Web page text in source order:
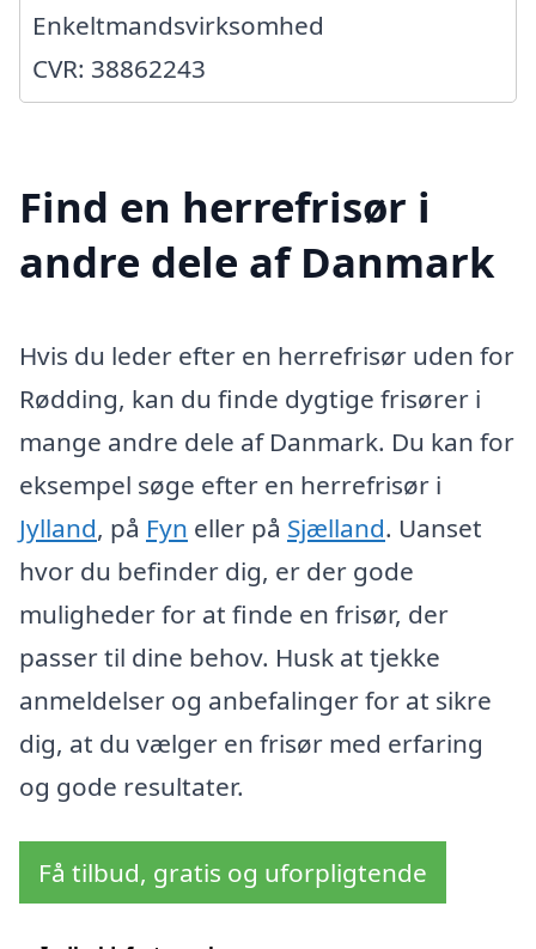
Enkeltmandsvirksomhed
CVR: 38862243
Find en herrefrisør i
andre dele af Danmark
Hvis du leder efter en herrefrisør uden for
Rødding, kan du finde dygtige frisører i
mange andre dele af Danmark. Du kan for
eksempel søge efter en herrefrisør i
Jylland, på Fyn eller på Sjælland. Uanset
hvor du befinder dig, er der gode
muligheder for at finde en frisør, der
passer til dine behov. Husk at tjekke
anmeldelser og anbefalinger for at sikre
dig, at du vælger en frisør med erfaring
og gode resultater.
Få tilbud, gratis og uforpligtende